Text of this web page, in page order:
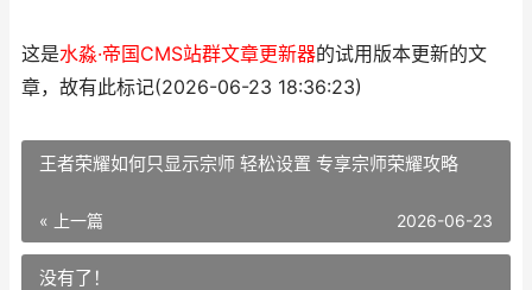
这是水淼·帝国CMS站群文章更新器的试用版本更新的文
章，故有此标记(2026-06-23 18:36:23)
王者荣耀如何只显示宗师 轻松设置 专享宗师荣耀攻略
« 上一篇 2026-06-23
没有了！